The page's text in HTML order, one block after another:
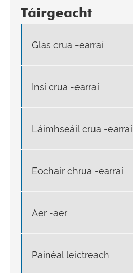
Táirgeacht
Glas crua -earraí
Insí crua -earraí
Láimhseáil crua -earraí
Eochair chrua -earraí
Aer -aer
Painéal leictreach